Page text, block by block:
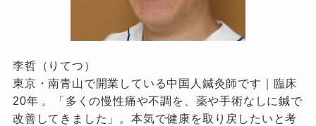
李哲（りてつ）
東京・南青山で開業している中国人鍼灸師です｜臨床
20年 。「多くの慢性痛や不調を、薬や手術なしに鍼で
改善してきました」。本気で健康を取り戻したいと考